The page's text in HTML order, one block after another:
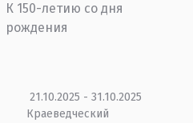
К 150-летию со дня
рождения
21.10.2025 - 31.10.2025
Краеведческий